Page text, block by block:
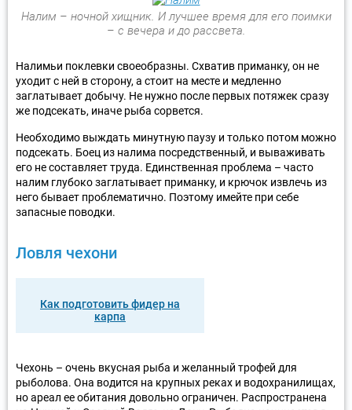
Налим – ночной хищник. И лучшее время для его поимки
– с вечера и до рассвета.
Налимьи поклевки своеобразны. Схватив приманку, он не
уходит с ней в сторону, а стоит на месте и медленно
заглатывает добычу. Не нужно после первых потяжек сразу
же подсекать, иначе рыба сорвется.
Необходимо выждать минутную паузу и только потом можно
подсекать. Боец из налима посредственный, и вываживать
его не составляет труда. Единственная проблема – часто
налим глубоко заглатывает приманку, и крючок извлечь из
него бывает проблематично. Поэтому имейте при себе
запасные поводки.
Ловля чехони
Как подготовить фидер на
карпа
Чехонь – очень вкусная рыба и желанный трофей для
рыболова. Она водится на крупных реках и водохранилищах,
но ареал ее обитания довольно ограничен. Распространена